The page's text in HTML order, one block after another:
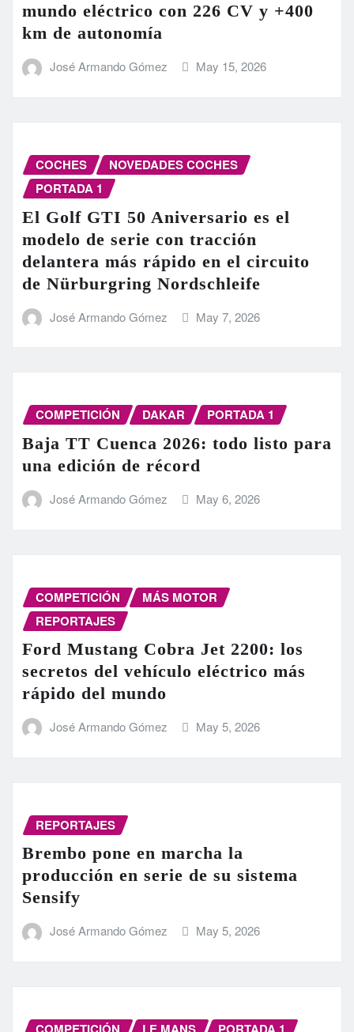
mundo eléctrico con 226 CV y +400
km de autonomía
José Armando Gómez May 15, 2026
COCHES
NOVEDADES COCHES
PORTADA 1
El Golf GTI 50 Aniversario es el
modelo de serie con tracción
delantera más rápido en el circuito
de Nürburgring Nordschleife
José Armando Gómez May 7, 2026
COMPETICIÓN DAKAR PORTADA 1
Baja TT Cuenca 2026: todo listo para
una edición de récord
José Armando Gómez May 6, 2026
COMPETICIÓN
MÁS MOTOR
REPORTAJES
Ford Mustang Cobra Jet 2200: los
secretos del vehículo eléctrico más
rápido del mundo
José Armando Gómez May 5, 2026
REPORTAJES
Brembo pone en marcha la
producción en serie de su sistema
Sensify
José Armando Gómez May 5, 2026